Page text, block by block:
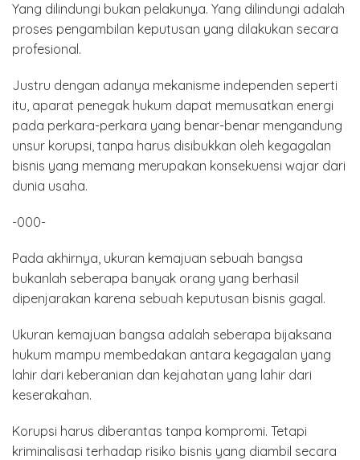
Yang dilindungi bukan pelakunya. Yang dilindungi adalah
proses pengambilan keputusan yang dilakukan secara
profesional.
Justru dengan adanya mekanisme independen seperti
itu, aparat penegak hukum dapat memusatkan energi
pada perkara-perkara yang benar-benar mengandung
unsur korupsi, tanpa harus disibukkan oleh kegagalan
bisnis yang memang merupakan konsekuensi wajar dari
dunia usaha.
-000-
Pada akhirnya, ukuran kemajuan sebuah bangsa
bukanlah seberapa banyak orang yang berhasil
dipenjarakan karena sebuah keputusan bisnis gagal.
Ukuran kemajuan bangsa adalah seberapa bijaksana
hukum mampu membedakan antara kegagalan yang
lahir dari keberanian dan kejahatan yang lahir dari
keserakahan.
Korupsi harus diberantas tanpa kompromi. Tetapi
kriminalisasi terhadap risiko bisnis yang diambil secara